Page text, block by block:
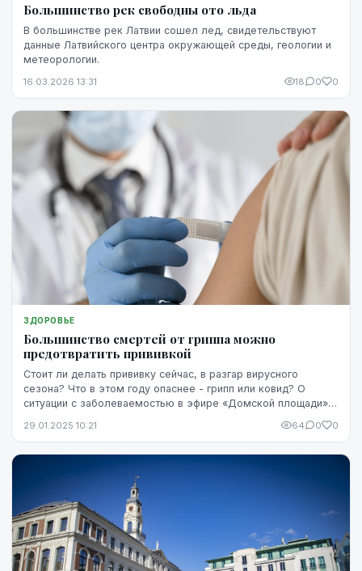
Большинство рек свободны ото льда
В большинстве рек Латвии сошел лед, свидетельствуют
данные Латвийского центра окружающей среды, геологии и
метеорологии.
16.03.2026 13:31 18 0 0
ЗДОРОВЬЕ
Большинство смертей от гриппа можно
предотвратить прививкой
Стоит ли делать прививку сейчас, в разгар вирусного
сезона? Что в этом году опаснее - грипп или ковид? О
ситуации с заболеваемостью в эфире «Домской площади»
29.01.2025 10:21 64 0 0